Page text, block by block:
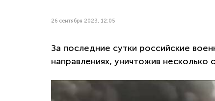
26 сентября 2023, 12:05
За последние сутки российские
направлениях, уничтожив несколько